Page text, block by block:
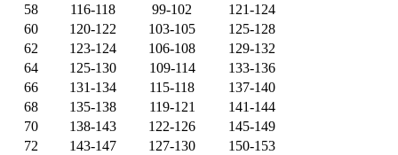
58
116-118 99-102
121-124
60
120-122 103-105
125-128
62
123-124 106-108
129-132
64
125-130 109-114
133-136
66
131-134 115-118
137-140
68
135-138 119-121
141-144
70
138-143 122-126
145-149
72
143-147 127-130
150-153